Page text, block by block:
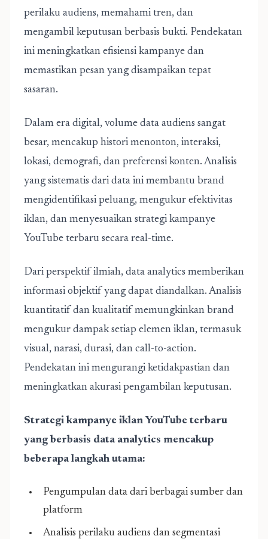
perilaku audiens, memahami tren, dan
mengambil keputusan berbasis bukti. Pendekatan
ini meningkatkan efisiensi kampanye dan
memastikan pesan yang disampaikan tepat
sasaran.
Dalam era digital, volume data audiens sangat
besar, mencakup histori menonton, interaksi,
lokasi, demografi, dan preferensi konten. Analisis
yang sistematis dari data ini membantu brand
mengidentifikasi peluang, mengukur efektivitas
iklan, dan menyesuaikan strategi kampanye
YouTube terbaru secara real-time.
Dari perspektif ilmiah, data analytics memberikan
informasi objektif yang dapat diandalkan. Analisis
kuantitatif dan kualitatif memungkinkan brand
mengukur dampak setiap elemen iklan, termasuk
visual, narasi, durasi, dan call-to-action.
Pendekatan ini mengurangi ketidakpastian dan
meningkatkan akurasi pengambilan keputusan.
Strategi kampanye iklan YouTube terbaru
yang berbasis data analytics mencakup
beberapa langkah utama:
Pengumpulan data dari berbagai sumber dan
platform
Analisis perilaku audiens dan segmentasi